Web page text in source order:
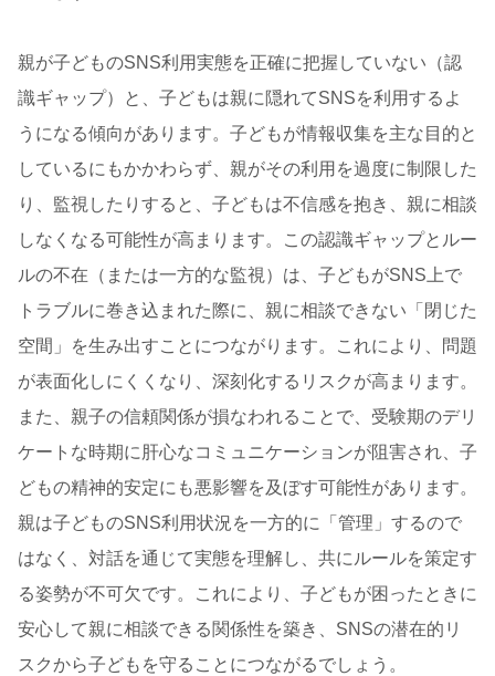
親が子どものSNS利用実態を正確に把握していない（認
識ギャップ）と、子どもは親に隠れてSNSを利用するよ
うになる傾向があります。子どもが情報収集を主な目的と
しているにもかかわらず、親がその利用を過度に制限した
り、監視したりすると、子どもは不信感を抱き、親に相談
しなくなる可能性が高まります。この認識ギャップとルー
ルの不在（または一方的な監視）は、子どもがSNS上で
トラブルに巻き込まれた際に、親に相談できない「閉じた
空間」を生み出すことにつながります。これにより、問題
が表面化しにくくなり、深刻化するリスクが高まります。
また、親子の信頼関係が損なわれることで、受験期のデリ
ケートな時期に肝心なコミュニケーションが阻害され、子
どもの精神的安定にも悪影響を及ぼす可能性があります。
親は子どものSNS利用状況を一方的に「管理」するので
はなく、対話を通じて実態を理解し、共にルールを策定す
る姿勢が不可欠です。これにより、子どもが困ったときに
安心して親に相談できる関係性を築き、SNSの潜在的リ
スクから子どもを守ることにつながるでしょう。